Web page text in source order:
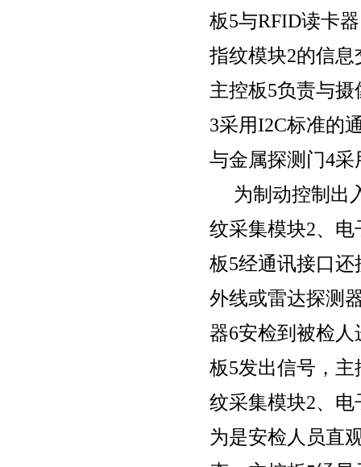
板5与RFID读卡
指纹模块2的信
主控板5负责与
3采用I2C标准的
与金属探测门4采
为制动控制出
纹采集模块2、
板5经通讯接口
外线或雷达探测
器6安检到被检
板5发出信号，
纹采集模块2、电
为是安检人员直